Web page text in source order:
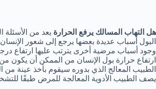
هل التهاب المسالك يرفع الحرارة يعد من الأسئلة
البول أسباب عديدة بعضها يرجع إلى شعور
وجود أسباب مرضية أخرى يترتب عليها ارتفاع
ارتفاع حرارة بول الإنسان من الممكن أن يكون من
الطبيب المعالج الذي بدوره سيقوم بأخذ عينة من
يصف الطبيب الأدوية المعالجة للمرض طبقًا